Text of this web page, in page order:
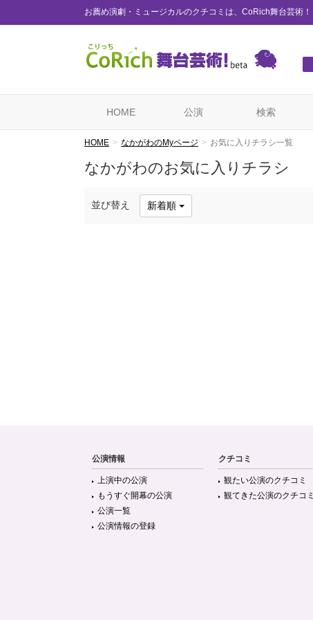
お薦め演劇・ミュージカルのクチコミは、CoRich舞台芸術！
HOME 公演 検索
HOME なかがわのMyページ お気に入りチラシ一覧
なかがわのお気に入りチラシ
並び替え 新着順
公演情報
上演中の公演
もうすぐ開幕の公演
公演一覧
公演情報の登録
クチコミ
観たい公演のクチコミ
観てきた公演のクチコミ